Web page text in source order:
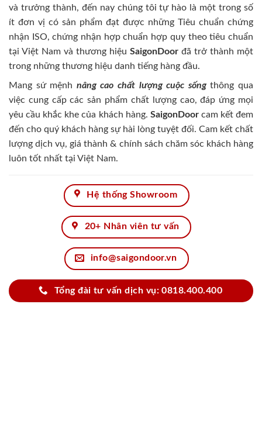
và trưởng thành, đến nay chúng tôi tự hào là một trong số
ít đơn vị có sản phẩm đạt được những Tiêu chuẩn chứng
nhận ISO, chứng nhận hợp chuẩn hợp quy theo tiêu chuẩn
tại Việt Nam và thương hiệu SaigonDoor đã trở thành một
trong những thương hiệu danh tiếng hàng đầu.
Mang sứ mệnh nâng cao chất lượng cuộc sốngthông qua
việc cung cấp các sản phẩm chất lượng cao, đáp ứng mọi
yêu cầu khắc khe của khách hàng. SaigonDoorcam kết đem
đến cho quý khách hàng sự hài lòng tuyệt đối. Cam kết chất
lượng dịch vụ, giá thành & chính sách chăm sóc khách hàng
luôn tốt nhất tại Việt Nam.
Hệ thống Showroom
20+ Nhân viên tư vấn
info@saigondoor.vn
Tổng đài tư vấn dịch vụ: 0818.400.400